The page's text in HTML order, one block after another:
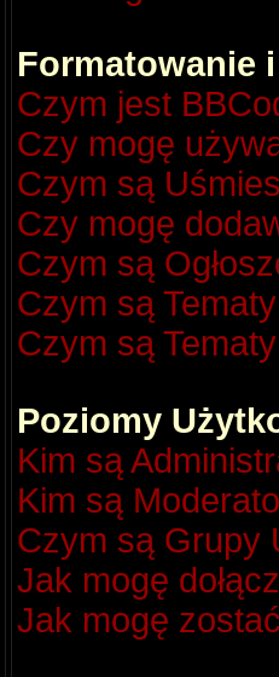
Formatowanie
Czym jest
Czy mogę
Czym są
Czy mogę
Czym są
Czym są
Czym są
Poziomy
Kim są
Kim są
Czym są Grupy
Jak mogę
Jak mogę